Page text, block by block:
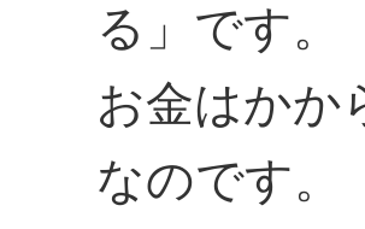
る」です。
お金はかか
なのです。